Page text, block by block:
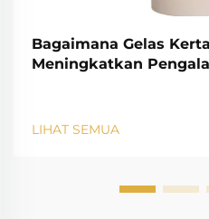
Bagaimana Gelas
Meningkatkan
LIHAT SEMUA